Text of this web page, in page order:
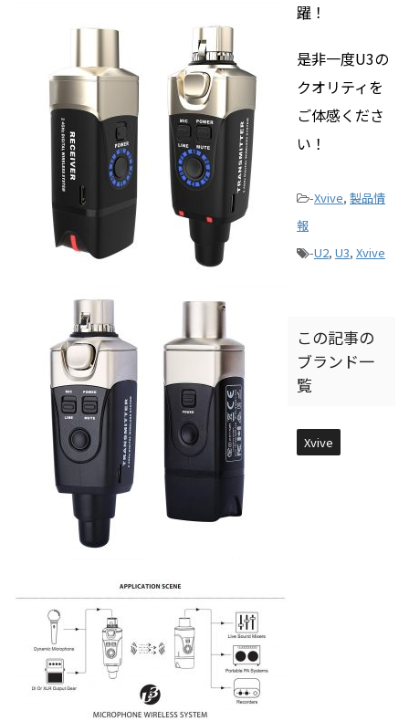
躍！
是非一度U3の
クオリティを
ご体感くださ
い！
-Xvive, 製品情
報
-U2, U3, Xvive
この記事の
ブランド一
覧
Xvive